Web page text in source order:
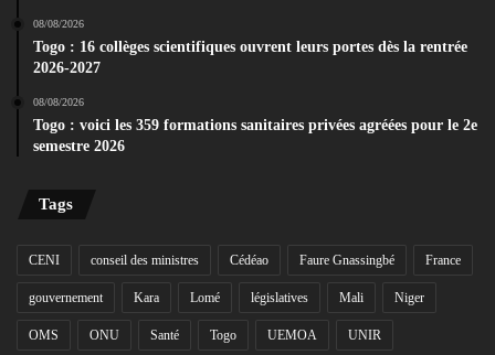
08/08/2026
Togo : 16 collèges scientifiques ouvrent leurs portes dès la rentrée
2026-2027
08/08/2026
Togo : voici les 359 formations sanitaires privées agréées pour le 2e
semestre 2026
Tags
CENI conseil des ministres Cédéao Faure Gnassingbé France
gouvernement Kara Lomé législatives Mali Niger
OMS ONU Santé Togo UEMOA UNIR